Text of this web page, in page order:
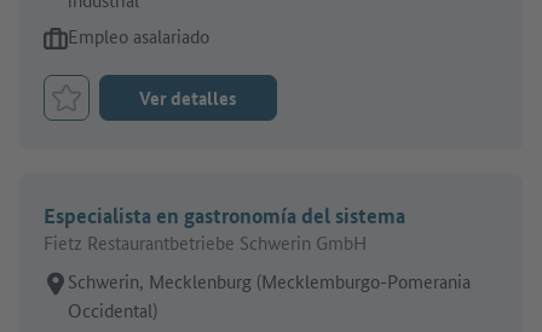
Tipo de oferta de empleo:
Empleo asalariado
Marcar el trabajo como favorito
Ver detalles
Especialista en gastronomía del sistema
Fietz Restaurantbetriebe Schwerin GmbH
Lugar de trabajo:
Schwerin, Mecklenburg (Mecklemburgo-Pomerania
Occidental)